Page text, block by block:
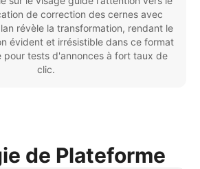
de correction des cernes avec
révèle la transformation, rendant le
évident et irrésistible dans ce format
pour tests d'annonces à fort taux de
clic.
de Plateforme